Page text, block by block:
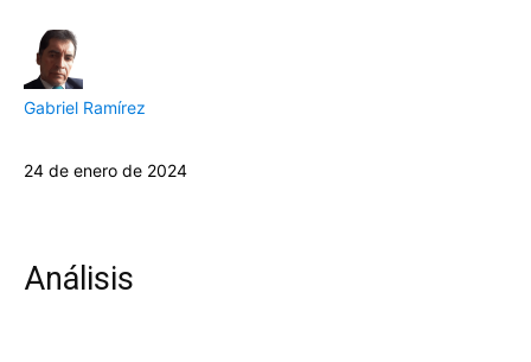
Gabriel Ramírez
24 de enero de 2024
Análisis